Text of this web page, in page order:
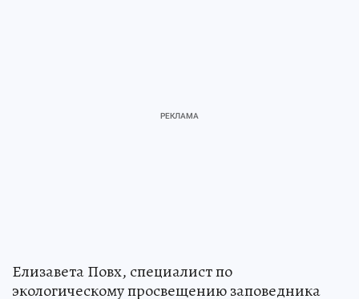
Елизавета Повх, специалист по
экологическому просвещению заповедника